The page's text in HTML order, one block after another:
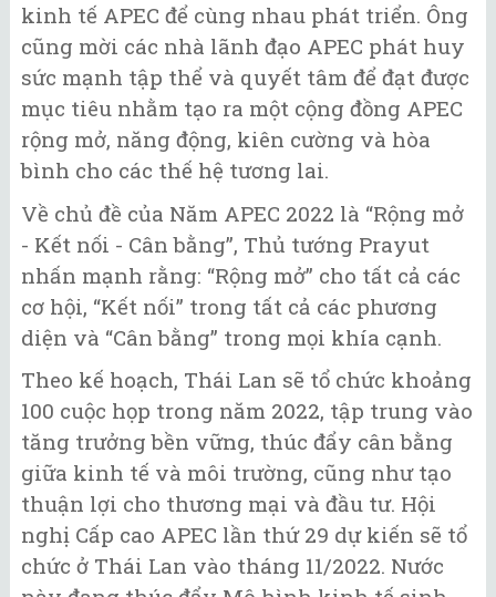
kinh tế APEC để cùng nhau phát triển. Ông
cũng mời các nhà lãnh đạo APEC phát huy
sức mạnh tập thể và quyết tâm để đạt được
mục tiêu nhằm tạo ra một cộng đồng APEC
rộng mở, năng động, kiên cường và hòa
bình cho các thế hệ tương lai.
Về chủ đề của Năm APEC 2022 là “Rộng mở
- Kết nối - Cân bằng”, Thủ tướng Prayut
nhấn mạnh rằng: “Rộng mở” cho tất cả các
cơ hội, “Kết nối” trong tất cả các phương
diện và “Cân bằng” trong mọi khía cạnh.
Theo kế hoạch, Thái Lan sẽ tổ chức khoảng
100 cuộc họp trong năm 2022, tập trung vào
tăng trưởng bền vững, thúc đẩy cân bằng
giữa kinh tế và môi trường, cũng như tạo
thuận lợi cho thương mại và đầu tư. Hội
nghị Cấp cao APEC lần thứ 29 dự kiến sẽ tổ
chức ở Thái Lan vào tháng 11/2022. Nước